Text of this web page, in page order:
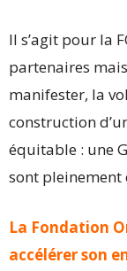
Il s’agit pour la
partenaires
manifester, la
construction
équitable : une
sont pleinement
La Fondation
accélérer son